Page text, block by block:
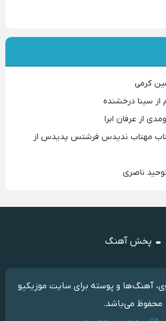
کرمی
از سینا درخشنده
از عرفان ابرا
مهتاب ندیدس فرشتس پدیدس از
پخش آهنگ
آهنگ‌ها و پوسته برای سایت موزیکیو
محفوظ می‌باشد.